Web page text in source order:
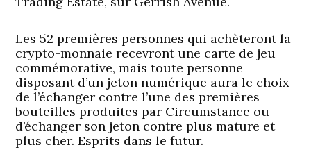
Les 52 premières personnes qui achèteront la
crypto-monnaie recevront une carte de jeu
commémorative, mais toute personne
disposant d’un jeton numérique aura le choix
de l’échanger contre l’une des premières
bouteilles produites par Circumstance ou
d’échanger son jeton contre plus mature et
plus cher. Esprits dans le futur.